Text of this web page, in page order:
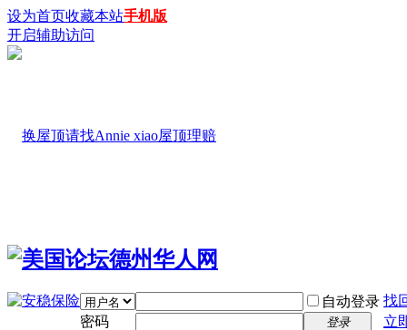
设为首页收藏本站手机版
开启辅助访问
自动登录 找
密码
登录
立